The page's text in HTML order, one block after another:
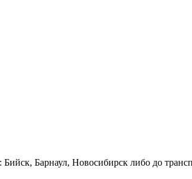
Барнаул, Новосибирск либо до